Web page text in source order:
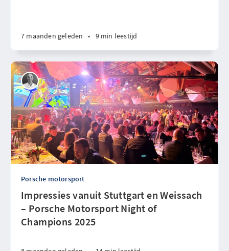
7 maanden geleden • 9 min leestijd
Porsche motorsport
Impressies vanuit Stuttgart en Weissach
– Porsche Motorsport Night of
Champions 2025